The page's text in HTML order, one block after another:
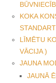
KOKA
LĪMĒTU
VĀCIJA )
JAUNA
JAUNĀ